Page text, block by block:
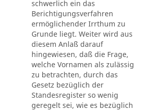
schwerlich ein das
Berichtigungsverfahren
ermöglichender Irrthum zu
Grunde liegt. Weiter wird aus
diesem Anlaß darauf
hingewiesen, daß die Frage,
welche Vornamen als zulässig
zu betrachten, durch das
Gesetz bezüglich der
Standesregister so wenig
geregelt sei, wie es bezüglich